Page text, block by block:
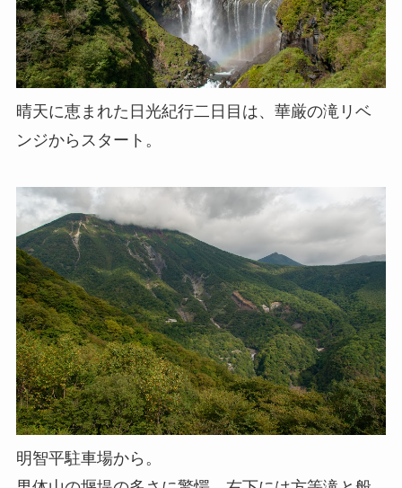
晴天に恵まれた日光紀行二日目は、華厳の滝リベ
ンジからスタート。
明智平駐車場から。